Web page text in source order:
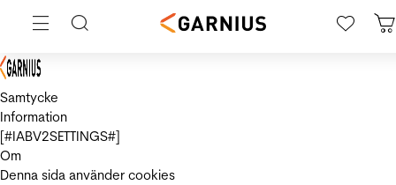
Samtycke
Information
[#IABV2SETTINGS#]
Om
Denna sida använder cookies